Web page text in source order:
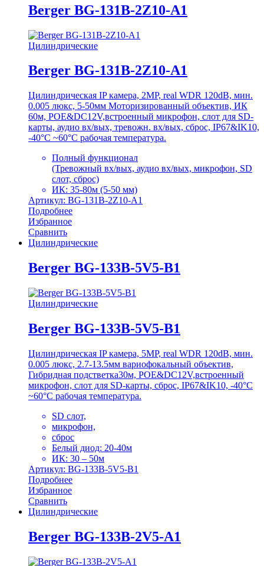
Berger BG-131B-2Z10-A1
Цилиндрические
Berger BG-131B-2Z10-A1
Цилиндрическая IP камера, 2MP, real WDR 120dB, мин.
0.005 люкс, 5-50мм Моторизированный объектив, ИК
60м, POE&DC12V,встроенный микрофон, слот для SD-
карты, аудио вх/вых, тревожн. вх/вых, сброс, IP67&IK10,
-40°C ~60°C рабочая температура.
Полный функционал
(Тревожный вх/вых, аудио вх/вых, микрофон, SD
слот, сброс)
ИК: 35-80м (5-50 мм)
Артикул: BG-131B-2Z10-A1
Подробнее
Избранное
Сравнить
Цилиндрические
Berger BG-133B-5V5-B1
Цилиндрические
Berger BG-133B-5V5-B1
Цилиндрическая IP камера, 5MP, real WDR 120dB, мин.
0.005 люкс, 2.7-13.5мм вариофокальный объектив,
Гибридная подстветка30м, POE&DC12V,встроенный
микрофон, слот для SD-карты, сброс, IP67&IK10, -40°C
~60°C рабочая температура.
SD слот,
микрофон,
сброс
Белый диод: 20-40м
ИК: 30 – 50м
Артикул: BG-133B-5V5-B1
Подробнее
Избранное
Сравнить
Цилиндрические
Berger BG-133B-2V5-A1